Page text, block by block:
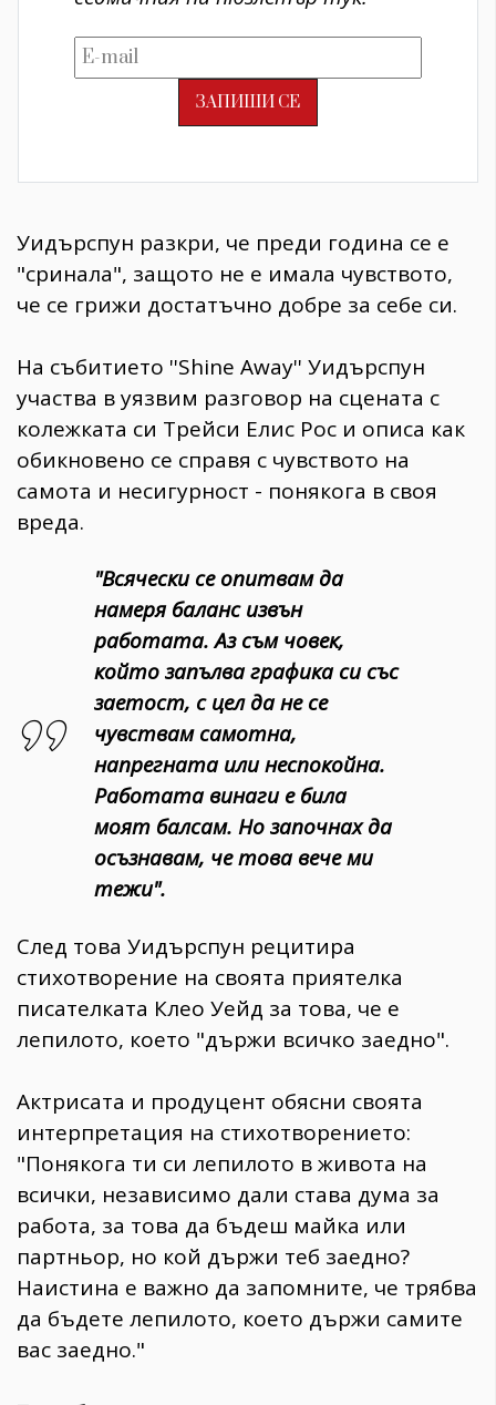
Уидърспун разкри, че преди година се е
"сринала", защото не е имала чувството,
че се грижи достатъчно добре за себе си.
На събитието ''Shine Away'' Уидърспун
участва в уязвим разговор на сцената с
колежката си Трейси Елис Рос и описа как
обикновено се справя с чувството на
самота и несигурност - понякога в своя
вреда.
"Всячески се опитвам да
намеря баланс извън
работата. Аз съм човек,
който запълва графика си със
заетост, с цел да не се
чувствам самотна,
напрегната или неспокойна.
Работата винаги е била
моят балсам. Но започнах да
осъзнавам, че това вече ми
тежи".
След това Уидърспун рецитира
стихотворение на своята приятелка
писателката Клео Уейд за това, че е
лепилото, което "държи всичко заедно".
Актрисата и продуцент обясни своята
интерпретация на стихотворението:
"Понякога ти си лепилото в живота на
всички, независимо дали става дума за
работа, за това да бъдеш майка или
партньор, но кой държи теб заедно?
Наистина е важно да запомните, че трябва
да бъдете лепилото, което държи самите
вас заедно."